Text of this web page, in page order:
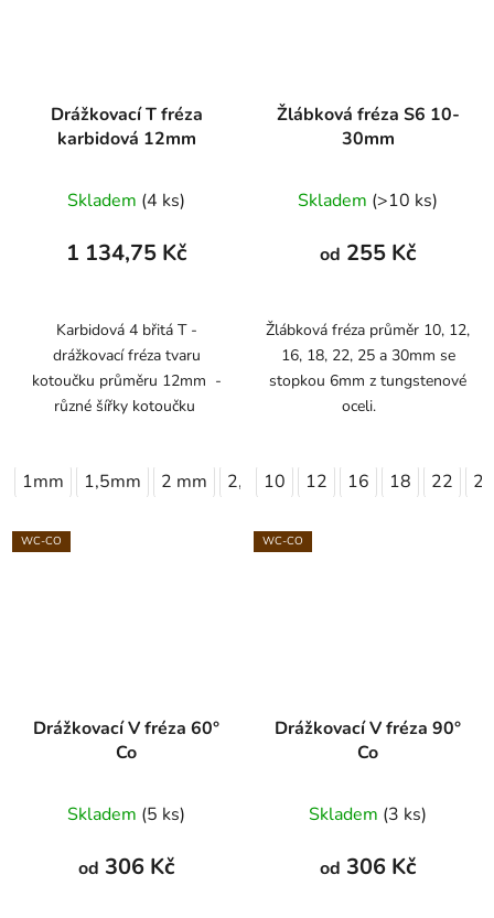
Drážkovací T fréza
karbidová 12mm
Skladem (4 ks)
1 134,75 Kč
Karbidová 4 břitá T -
drážkovací fréza tvaru
kotoučku průměru 12mm -
různé šířky kotoučku
1mm 1,5mm 2 mm 2,5mm 3 mm
Žlábková fréza S6 10-
30mm
Skladem (>10 ks)
od 255 Kč
Žlábková fréza průměr 10, 12,
16, 18, 22, 25 a 30mm se
stopkou 6mm z tungstenové
oceli.
10 12 16 18 22 25
WC-CO
Drážkovací V fréza 60°
Co
Skladem (5 ks)
od 306 Kč
WC-CO
Drážkovací V fréza 90°
Co
Skladem (3 ks)
od 306 Kč